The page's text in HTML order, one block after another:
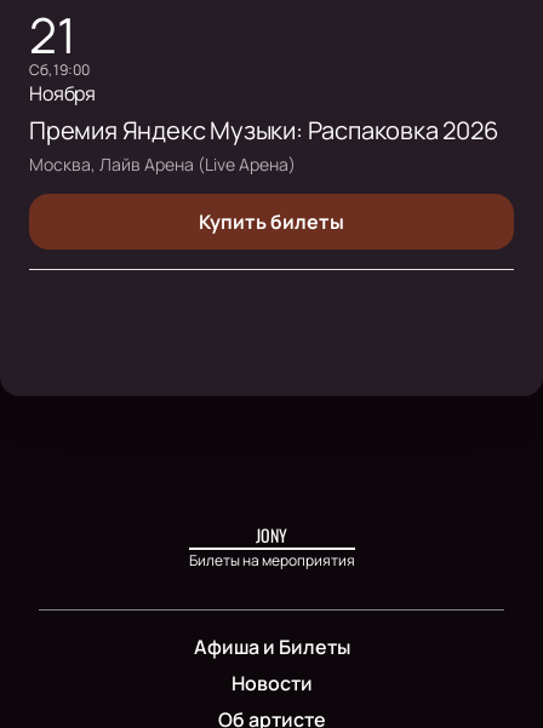
21
сб, 19:00
Ноября
Премия Яндекс Музыки: Распаковка 2026
Москва, Лайв Арена (Live Арена)
Купить билеты
JONY
Билеты на мероприятия
Афиша и Билеты
Новости
Об артисте